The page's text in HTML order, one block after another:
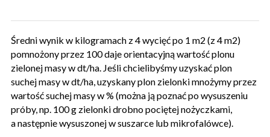
Średni wynik w kilogramach z 4 wycięć po 1 m2 (z 4 m2)
pomnożony przez 100 daje orientacyjną wartość plonu
zielonej masy w dt/ha. Jeśli chcielibyśmy uzyskać plon
suchej masy w dt/ha, uzyskany plon zielonki mnożymy przez
wartość suchej masy w % (można ją poznać po wysuszeniu
próby, np. 100 g zielonki drobno pociętej nożyczkami,
a następnie wysuszonej w suszarce lub mikrofalówce).